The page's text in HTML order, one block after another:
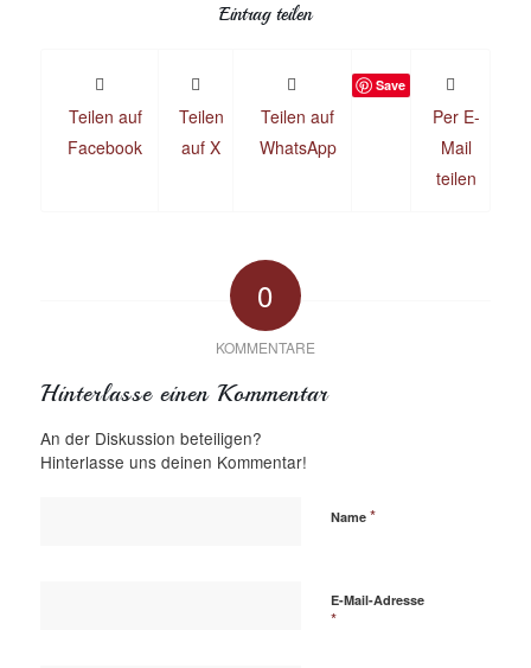
Eintrag teilen
Teilen auf
Facebook
Teilen
auf X
Teilen auf
WhatsApp
Save
Per E-
Mail
teilen
0
KOMMENTARE
Hinterlasse einen Kommentar
An der Diskussion beteiligen?
Hinterlasse uns deinen Kommentar!
Name *
E-Mail-Adresse
*